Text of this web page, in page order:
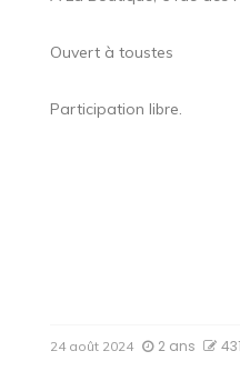
Ouvert à toustes
Participation libre.
24 août 2024 2 ans